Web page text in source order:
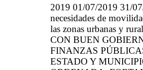
2019 01/07/2019 31/
necesidades de
las zonas urbanas y
CON BUEN
FINANZAS
ESTADO Y